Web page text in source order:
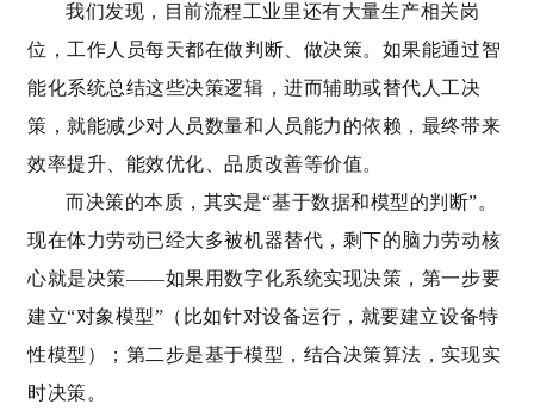
我们发现，目前流程工业里还有大量生产相关岗
位，工作人员每天都在做判断、做决策。如果能通过智
能化系统总结这些决策逻辑，进而辅助或替代人工决
策，就能减少对人员数量和人员能力的依赖，最终带来
效率提升、能效优化、品质改善等价值。
而决策的本质，其实是“基于数据和模型的判断”。
现在体力劳动已经大多被机器替代，剩下的脑力劳动核
心就是决策——如果用数字化系统实现决策，第一步要
建立“对象模型”（比如针对设备运行，就要建立设备特
性模型）；第二步是基于模型，结合决策算法，实现实
时决策。